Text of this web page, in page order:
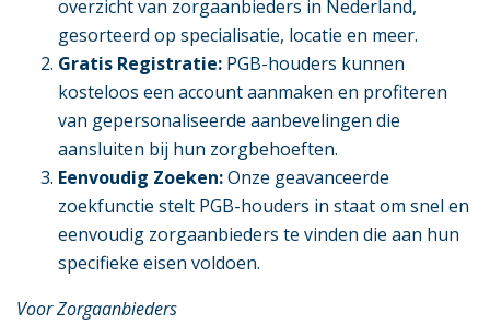
overzicht van zorgaanbieders in Nederland,
gesorteerd op specialisatie, locatie en meer.
Gratis Registratie:PGB-houders kunnen
kosteloos een account aanmaken en profiteren
van gepersonaliseerde aanbevelingen die
aansluiten bij hun zorgbehoeften.
Eenvoudig Zoeken:Onze geavanceerde
zoekfunctie stelt PGB-houders in staat om snel en
eenvoudig zorgaanbieders te vinden die aan hun
specifieke eisen voldoen.
Voor Zorgaanbieders